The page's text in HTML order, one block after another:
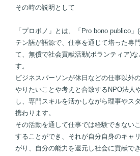
その時の説明として
「プロボノ」とは、「Pro bono publico
テン語が語源で、仕事を通じて培った専
て、無償で社会貢献活動(ボランティア)
す。
ビジネスパーソンが休日などの仕事以外
やりたいことや考えと合致するNPO法人
し、専門スキルを活かしながら理事やス
携わります。
その活動を通して仕事では経験できない
することができ、それが自分自身のキャ
がり、自分の能力を還元し社会に貢献でき